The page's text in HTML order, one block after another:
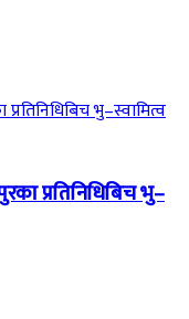
प्रतिनिधिबिच भु–